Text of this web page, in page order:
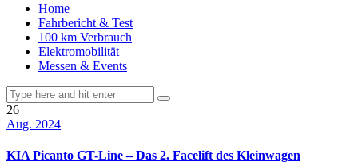
Home
Fahrbericht & Test
100 km Verbrauch
Elektromobilität
Messen & Events
26
Aug. 2024
KIA Picanto GT-Line – Das 2. Facelift des Kleinwagen